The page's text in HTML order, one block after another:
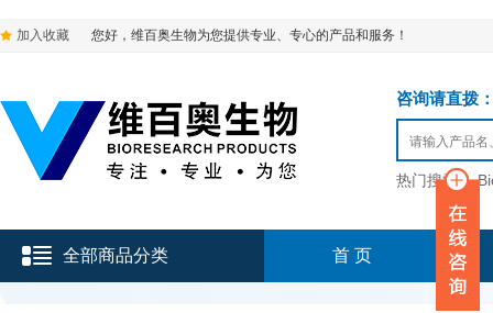
加入收藏 您好，维百奥生物为您提供专业、专心的产品和服务！
咨询请直拨
热门搜索：
全部商品分类 首 页